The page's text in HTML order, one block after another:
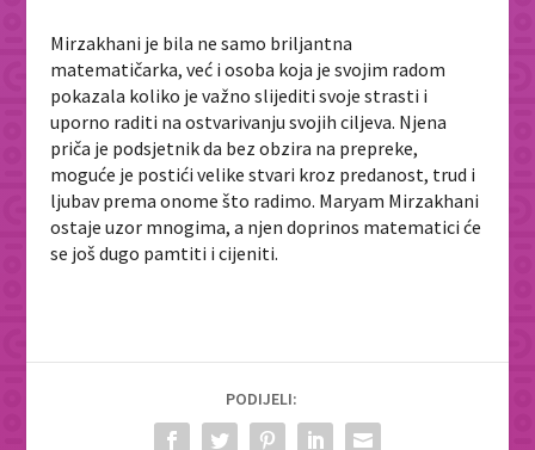
Mirzakhani je bila ne samo briljantna
matematičarka, već i osoba koja je svojim radom
pokazala koliko je važno slijediti svoje strasti i
uporno raditi na ostvarivanju svojih ciljeva. Njena
priča je podsjetnik da bez obzira na prepreke,
moguće je postići velike stvari kroz predanost, trud i
ljubav prema onome što radimo. Maryam Mirzakhani
ostaje uzor mnogima, a njen doprinos matematici će
se još dugo pamtiti i cijeniti.
PODIJELI: